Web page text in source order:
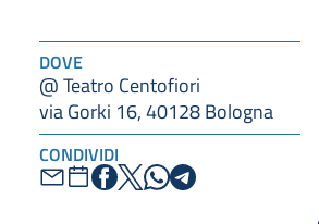
DOVE
@ Teatro Centofiori
via Gorki 16, 40128 Bologna
CONDIVIDI